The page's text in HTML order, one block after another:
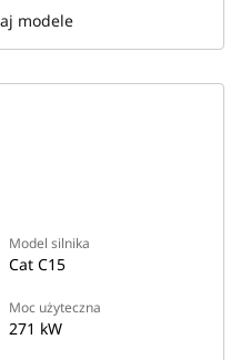
modele
Model silnika
Cat C15
Moc użyteczna
271 kW